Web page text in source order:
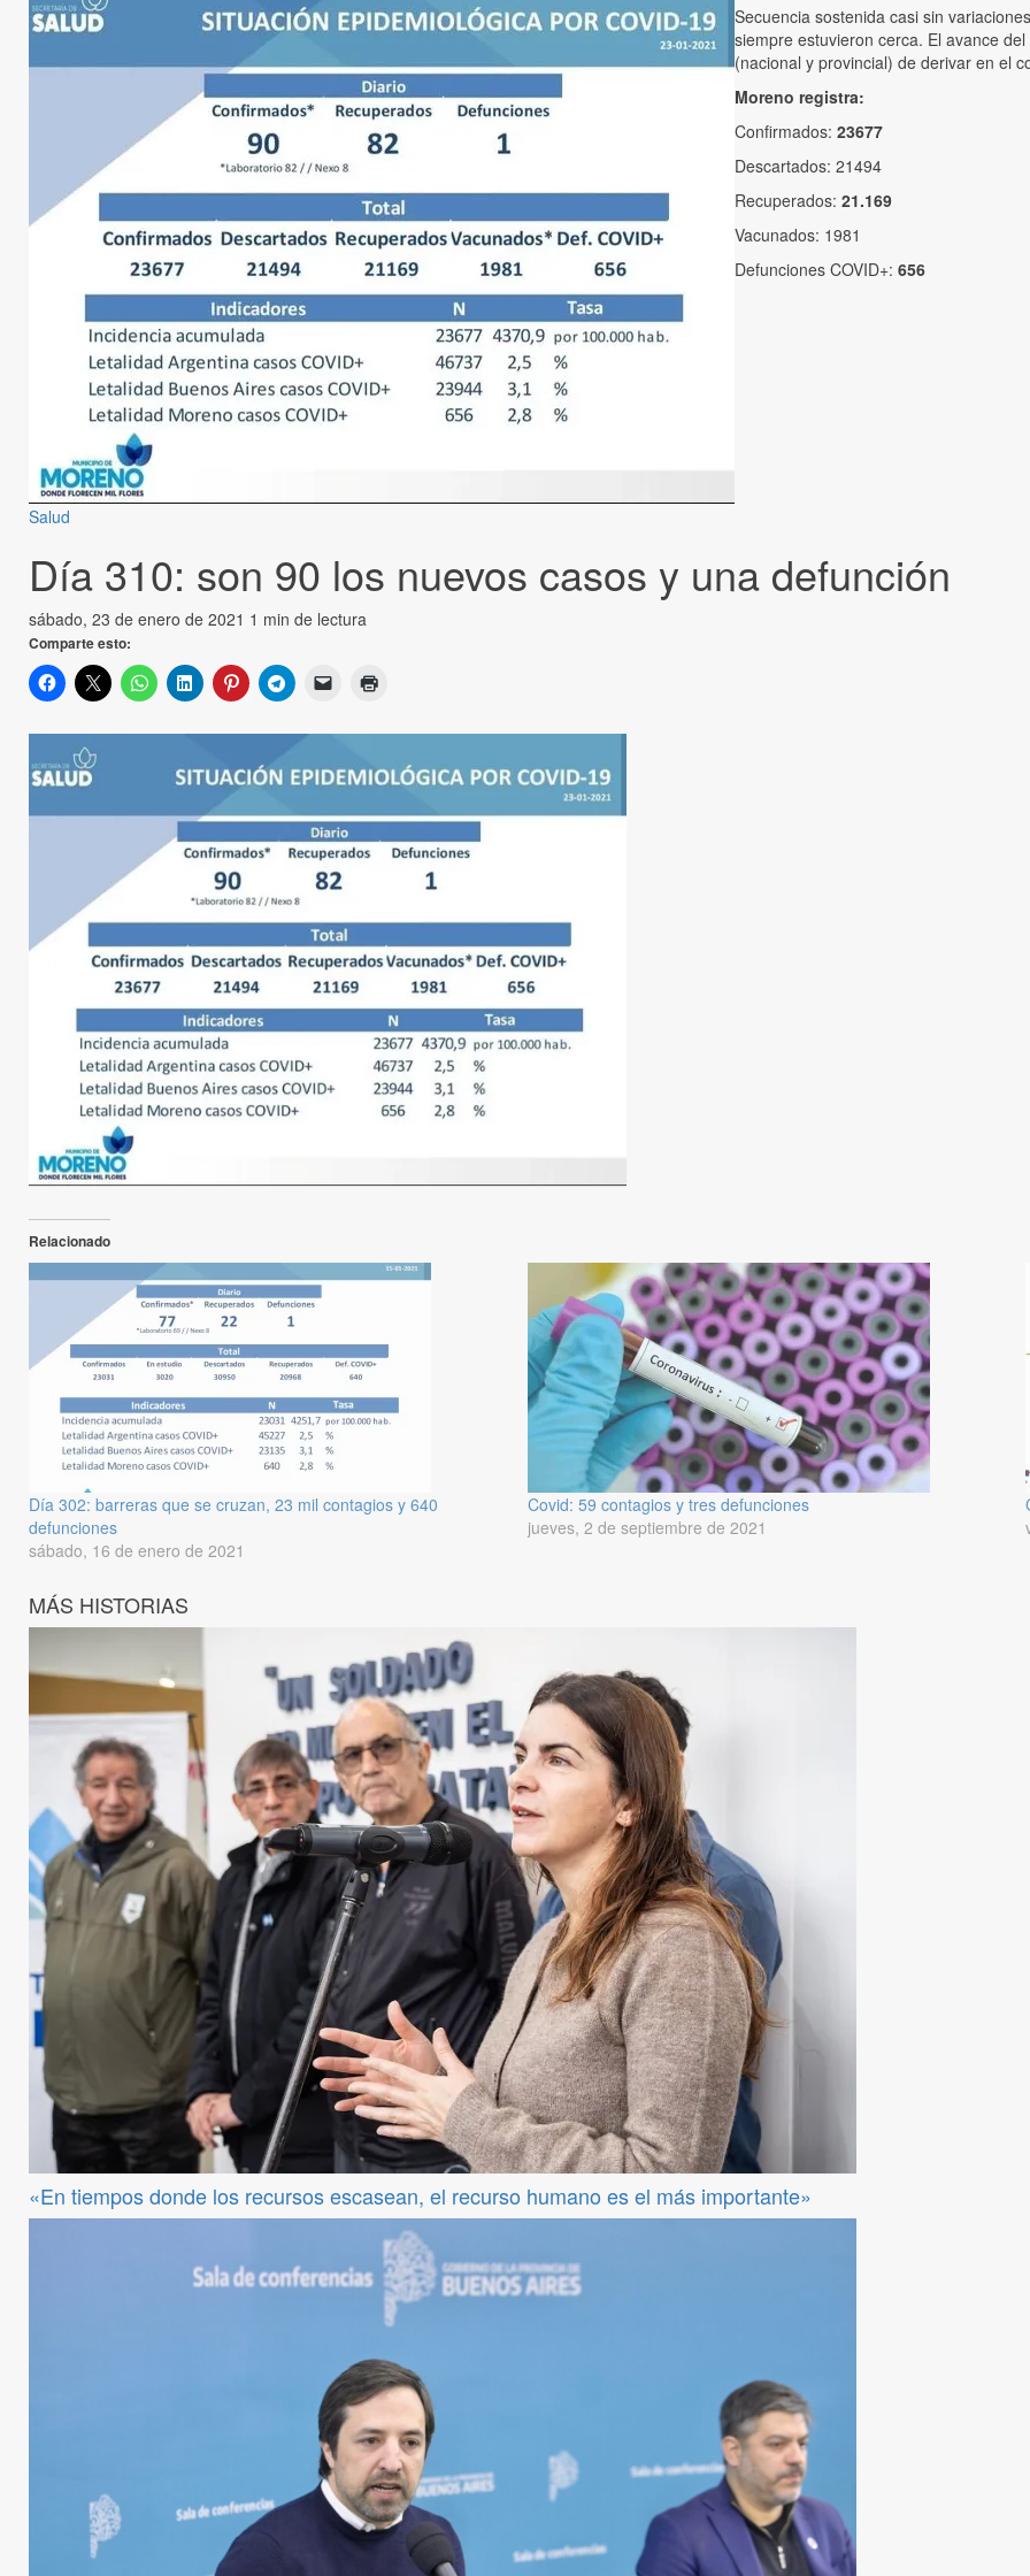
Salud
Día 310: son 90 los nuevos casos y una defunción
sábado, 23 de enero de 2021 1 min de lectura
Comparte esto:
Secuencia sostenida casi sin
siempre estuvieron cerca. El avance
(nacional y provincial) de derivar en el
Moreno registra:
Confirmados: 23677
Descartados: 21494
Recuperados: 21.169
Vacunados: 1981
Defunciones COVID+: 656
Relacionado
Día 302: barreras que se cruzan, 23 mil contagios y 640
defunciones
sábado, 16 de enero de 2021
Covid: 59 contagios y tres defunciones
jueves, 2 de septiembre de 2021
MÁS HISTORIAS
«En tiempos donde los recursos escasean, el recurso humano es el más importante»